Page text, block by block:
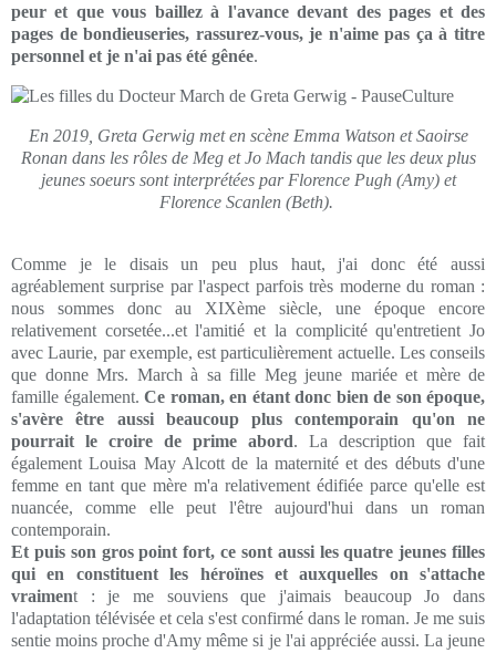
peur et que vous baillez à l'avance devant des pages et des
pages de bondieuseries, rassurez-vous, je n'aime pas ça à titre
personnel et je n'ai pas été gênée.
En 2019, Greta Gerwig met en scène Emma Watson et Saoirse
Ronan dans les rôles de Meg et Jo Mach tandis que les deux plus
jeunes soeurs sont interprétées par Florence Pugh (Amy) et
Florence Scanlen (Beth).
Comme je le disais un peu plus haut, j'ai donc été aussi
agréablement surprise par l'aspect parfois très moderne du roman :
nous sommes donc au XIXème siècle, une époque encore
relativement corsetée...et l'amitié et la complicité qu'entretient Jo
avec Laurie, par exemple, est particulièrement actuelle. Les conseils
que donne Mrs. March à sa fille Meg jeune mariée et mère de
famille également. Ce roman, en étant donc bien de son époque,
s'avère être aussi beaucoup plus contemporain qu'on ne
pourrait le croire de prime abord. La description que fait
également Louisa May Alcott de la maternité et des débuts d'une
femme en tant que mère m'a relativement édifiée parce qu'elle est
nuancée, comme elle peut l'être aujourd'hui dans un roman
contemporain.
Et puis son gros point fort, ce sont aussi les quatre jeunes filles
qui en constituent les héroïnes et auxquelles on s'attache
vraiment : je me souviens que j'aimais beaucoup Jo dans
l'adaptation télévisée et cela s'est confirmé dans le roman. Je me suis
sentie moins proche d'Amy même si je l'ai appréciée aussi. La jeune